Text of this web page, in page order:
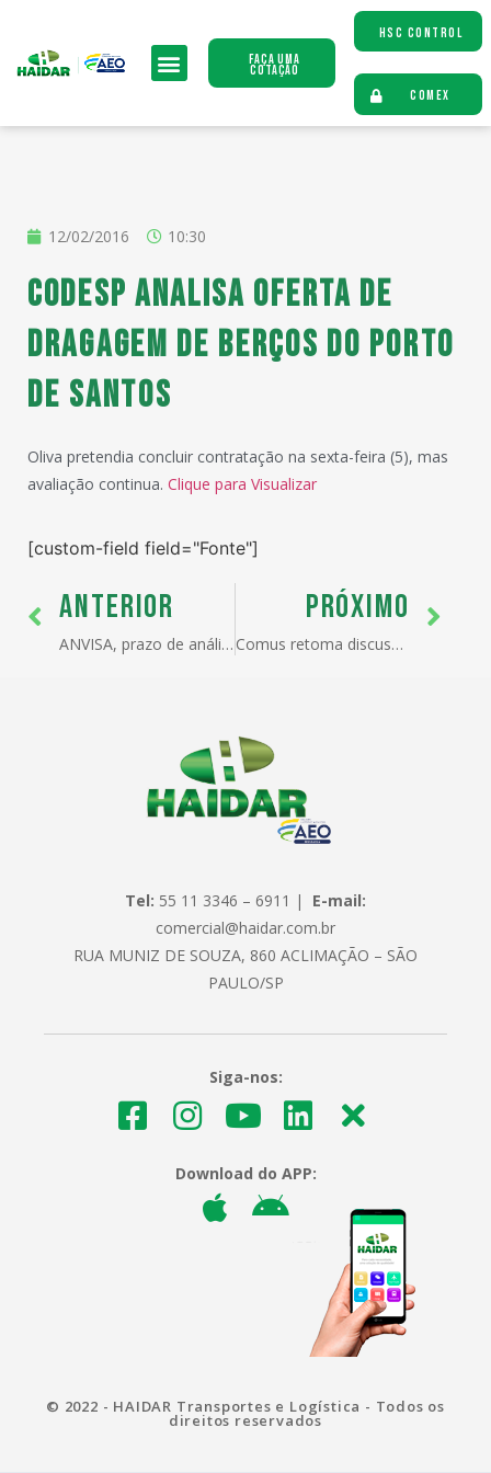
Faça uma
Cotação
HSC CONTROL
COMEX
12/02/2016 10:30
Codesp analisa oferta de
dragagem de berços do Porto
de Santos
Oliva pretendia concluir contratação na sexta-feira (5), mas
avaliação continua. Clique para Visualizar
[custom-field field="Fonte"]
ANTERIOR
ANVISA, prazo de análise de LI nos principais postos
PRÓXIMO
Comus retoma discussão sobre demurrage
Tel: 55 11 3346 – 6911 | E-mail:
comercial@haidar.com.br
RUA MUNIZ DE SOUZA, 860 ACLIMAÇÃO – SÃO
PAULO/SP
Siga-nos:
Download do APP:
© 2022 - HAIDAR Transportes e Logística - Todos os
direitos reservados